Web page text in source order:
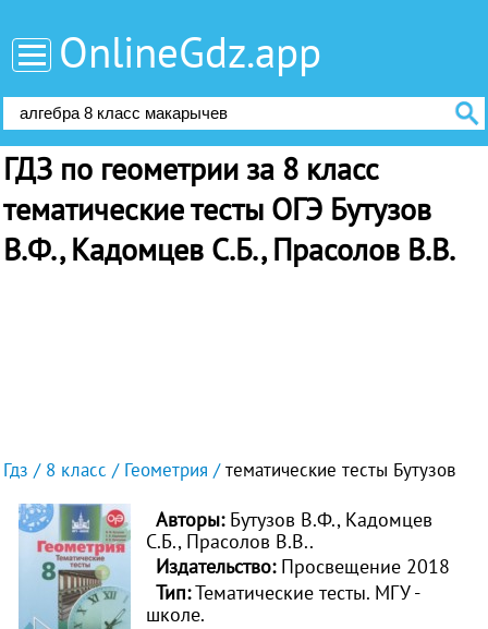
OnlineGdz.app
ГДЗ по геометрии за 8 класс
тематические тесты ОГЭ Бутузов
В.Ф., Кадомцев С.Б., Прасолов В.В.
Гдз 8 класс Геометрия тематические тесты Бутузов
Авторы: Бутузов В.Ф., Кадомцев
С.Б., Прасолов В.В..
Издательство: Просвещение 2018
Тип:Тематические тесты. МГУ -
школе.